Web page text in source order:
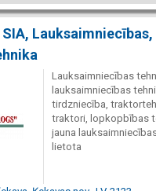
Lauksaimniecības,
Lauksaimniecības
lauksaimniecības
tirdzniecība,
traktori, lopkopbības
jauna
lietota